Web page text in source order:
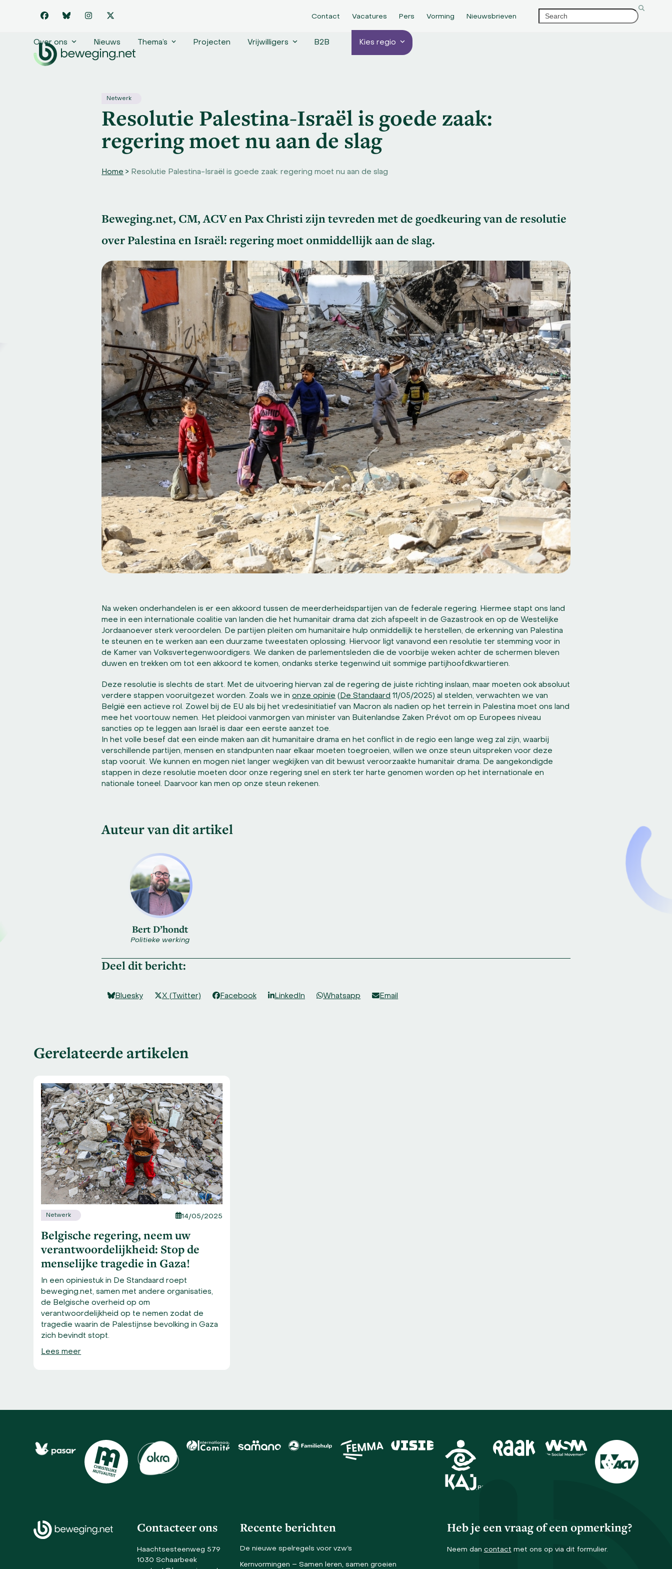
FacebookBlueskyInstagram
Twitter Contact Vacatures Pers Vorming Nieuwsbrieven
Search
Over ons Nieuws Thema’s Projecten Vrijwilligers B2B Kies regio
Netwerk
Resolutie Palestina-Israël is goede zaak:
regering moet nu aan de slag
Home > Resolutie Palestina-Israël is goede zaak: regering moet nu aan de slag
Beweging.net, CM, ACV en Pax Christi zijn tevreden met de goedkeuring van de resolutie
over Palestina en Israël: regering moet onmiddellijk aan de slag.
Na weken onderhandelen is er een akkoord tussen de meerderheidspartijen van de federale regering. Hiermee stapt ons land
mee in een internationale coalitie van landen die het humanitair drama dat zich afspeelt in de Gazastrook en op de Westelijke
Jordaanoever sterk veroordelen. De partijen pleiten om humanitaire hulp onmiddellijk te herstellen, de erkenning van Palestina
te steunen en te werken aan een duurzame tweestaten oplossing. Hiervoor ligt vanavond een resolutie ter stemming voor in
de Kamer van Volksvertegenwoordigers. We danken de parlementsleden die de voorbije weken achter de schermen bleven
duwen en trekken om tot een akkoord te komen, ondanks sterke tegenwind uit sommige partijhoofdkwartieren.
Deze resolutie is slechts de start. Met de uitvoering hiervan zal de regering de juiste richting inslaan, maar moeten ook absoluut
verdere stappen vooruitgezet worden. Zoals we inonze opinie ( De Standaard 11/05/2025) al stelden, verwachten we van
België een actieve rol. Zowel bij de EU als bij het vredesinitiatief van Macron als nadien op het terrein in Palestina moet ons land
mee het voortouw nemen. Het pleidooi vanmorgen van minister van Buitenlandse Zaken Prévot om op Europees niveau
sancties op te leggen aan Israël is daar een eerste aanzet toe.
In het volle besef dat een einde maken aan dit humanitaire drama en het conflict in de regio een lange weg zal zijn, waarbij
verschillende partijen, mensen en standpunten naar elkaar moeten toegroeien, willen we onze steun uitspreken voor deze
stap vooruit. We kunnen en mogen niet langer wegkijken van dit bewust veroorzaakte humanitair drama. De aangekondigde
stappen in deze resolutie moeten door onze regering snel en sterk ter harte genomen worden op het internationale en
nationale toneel. Daarvoor kan men op onze steun rekenen.
Auteur van dit artikel
Bert D’hondt
Politieke werking
Deel dit bericht:
Bluesky X (Twitter) Facebook LinkedIn Whatsapp Email
Gerelateerde artikelen
the
left
and
right
arrow
keys
to
access
the
carousel
navigation
buttons
Netwerk 14/05/2025
Belgische regering, neem uw
verantwoordelijkheid: Stop de
menselijke tragedie in Gaza!
In een opiniestuk in De Standaard roept
beweging.net, samen met andere organisaties,
de Belgische overheid op om
verantwoordelijkheid op te nemen zodat de
tragedie waarin de Palestijnse bevolking in Gaza
zich bevindt stopt.
Lees meer
Use
the
to
access
Contacteer ons
Haachtsesteenweg 579
1030 Schaarbeek
Recente berichten
De nieuwe spelregels voor vzw’s
Kernvormingen – Samen leren, samen groeien
Heb je een vraag of een opmerking?
Neem dan contact met ons op via dit formulier.